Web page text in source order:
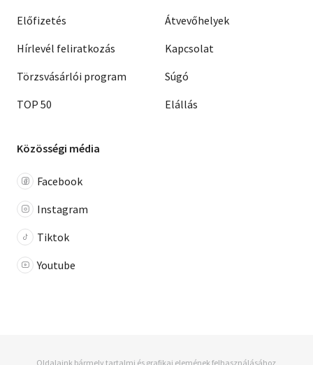
Előfizetés
Hírlevél feliratkozás
Törzsvásárlói program
TOP 50
Átvevőhelyek
Kapcsolat
Súgó
Elállás
Közösségi média
Facebook
Instagram
Tiktok
Youtube
Oldalaink bármely tartalmi és grafikai elemének felhasználásához